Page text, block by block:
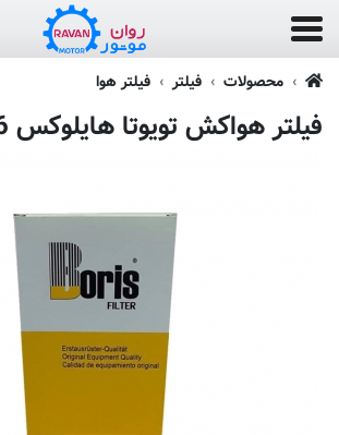
محصولات فیلتر فیلتر هوا
فیلتر هواکش تویوتا هایلوکس 2016 کتابی